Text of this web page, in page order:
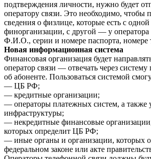
подтверждения личности, нужно будет
оператору связи. Это необходимо, чтобы
сведения о физлице, которые есть с
финорганизации, с другой — у оператора
Ф.И.О., серии и номере паспорта, номере
Новая информационная система
Финансовая организация будет
оператор связи — отвечать через
об абоненте. Пользоваться системой
— ЦБ РФ;
— кредитные организации;
— операторы платежных систем, а также
инфраструктуры;
— некредитные финансовые
которых определит ЦБ РФ;
— иные органы и организации, которых
федеральном законе или акте